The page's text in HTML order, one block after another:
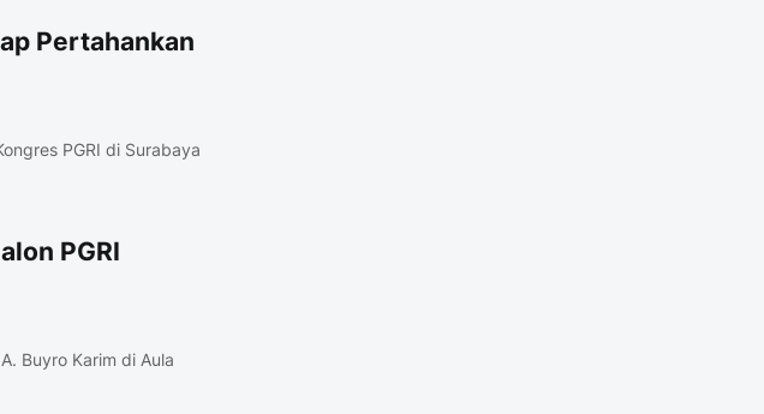
Pertahankan
PGRI di Surabaya
PGRI
Buyro Karim di Aula